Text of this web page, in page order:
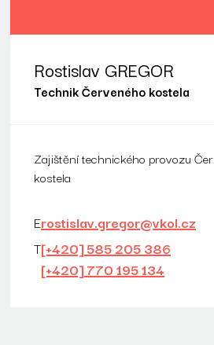
Rostislav GREGOR
Technik Červeného kostela
Zajištění technického provozu
kostela
Erostislav.gregor@vkol.cz
T[+420] 585 205 386
[+420] 770 195 134